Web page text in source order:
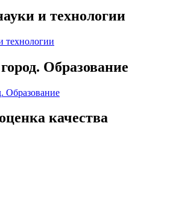
и технологии
Образование
качества